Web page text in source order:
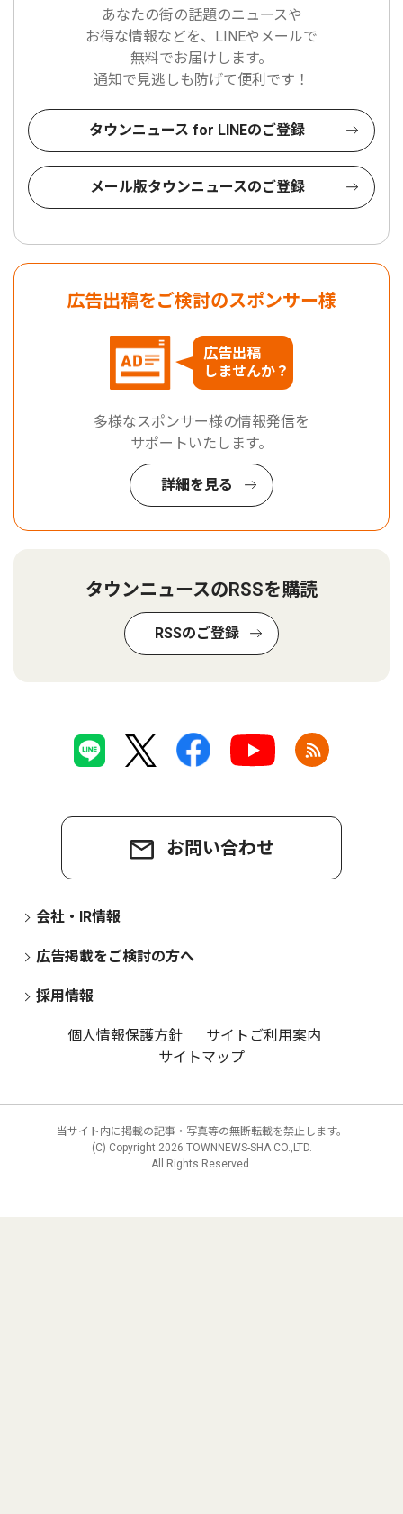
あなたの街の話題のニュースや
お得な情報などを、LINEやメールで
無料でお届けします。
通知で見逃しも防げて便利です！
タウンニュース for LINEのご登録
メール版タウンニュースのご登録
広告出稿をご検討のスポンサー様
広告出稿
しませんか？
多様なスポンサー様の情報発信を
サポートいたします。
詳細を見る
タウンニュースのRSSを購読
RSSのご登録
お問い合わせ
会社・IR情報
広告掲載をご検討の方へ
採用情報
個人情報保護方針
サイトご利用案内
サイトマップ
当サイト内に掲載の記事・写真等の無断転載を禁止します。
(C) Copyright 2026 TOWNNEWS-SHA CO.,LTD.
All Rights Reserved.